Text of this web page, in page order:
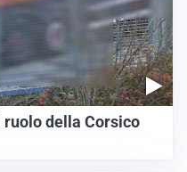
della Corsico